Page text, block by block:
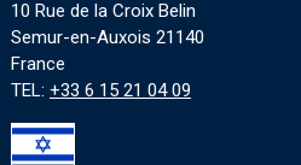
10 Rue de la Croix Belin
Semur-en-Auxois 21140
France
TEL: +33 6 15 21 04 09